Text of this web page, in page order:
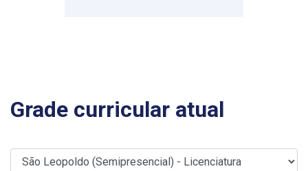
Grade curricular atual